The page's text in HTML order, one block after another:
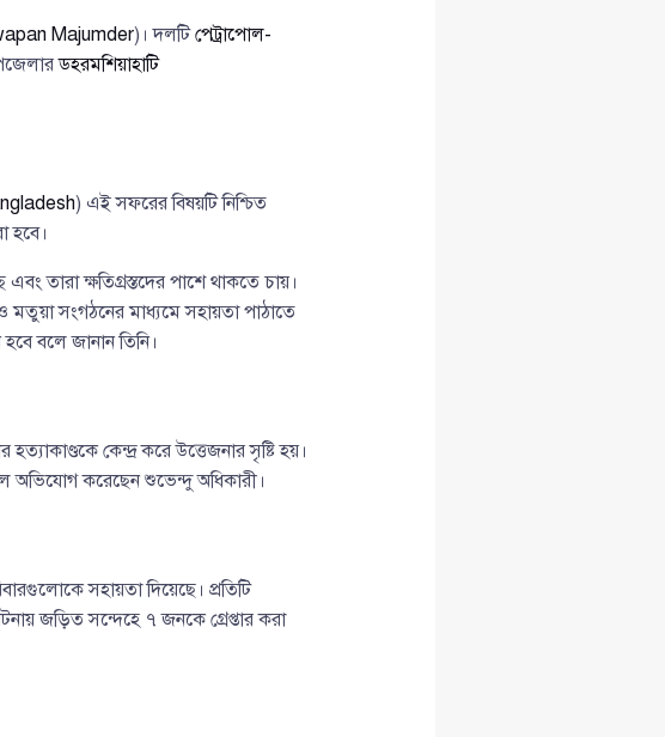
Majumder)। দলটিপেট্রাপোল-
ডহরমশিয়াহাটি
) এই সফরের বিষয়টি নিশ্চিত
হবে।
তারা ক্ষতিগ্রস্তদের পাশে থাকতে চায়।
মতুয়া সংগঠনের মাধ্যমে সহায়তা পাঠাতে
বলে জানান তিনি।
কেন্দ্র করে উত্তেজনার সৃষ্টি হয়।
অভিযোগ করেছেন শুভেন্দু অধিকারী।
সহায়তা দিয়েছে। প্রতিটি
জড়িত সন্দেহে ৭ জনকে গ্রেপ্তার করা